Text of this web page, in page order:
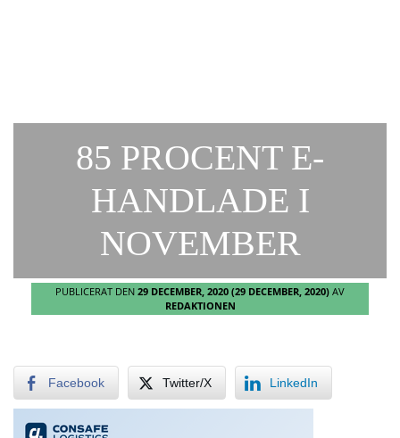
85 PROCENT E-
HANDLADE I
NOVEMBER
PUBLICERAT DEN 29 DECEMBER, 2020 (29 DECEMBER, 2020) AV
REDAKTIONEN
Facebook Twitter/X LinkedIn